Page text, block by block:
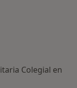
Colegial en